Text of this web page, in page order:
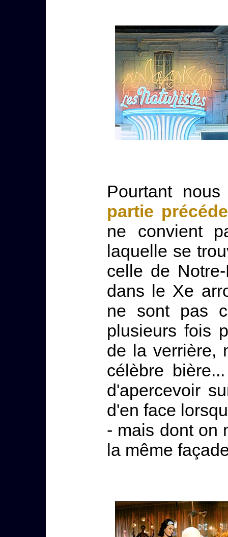
Pourtant
partie
ne convient
laquelle se
celle de
dans le Xe
ne sont pas
plusieurs fois
de la verrière,
célèbre
d'apercevoir
d'en face
- mais dont on
la même